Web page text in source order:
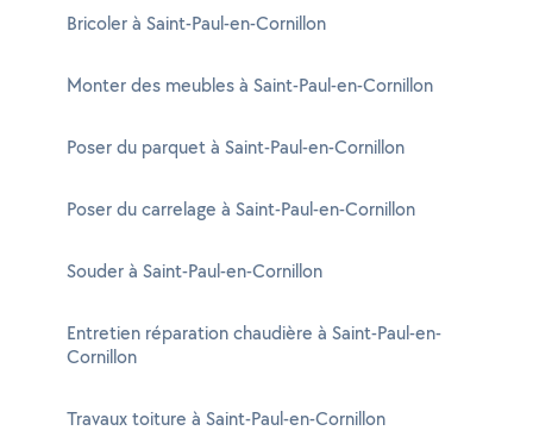
Bricoler à Saint-Paul-en-Cornillon
Monter des meubles à Saint-Paul-en-Cornillon
Poser du parquet à Saint-Paul-en-Cornillon
Poser du carrelage à Saint-Paul-en-Cornillon
Souder à Saint-Paul-en-Cornillon
Entretien réparation chaudière à Saint-Paul-en-
Cornillon
Travaux toiture à Saint-Paul-en-Cornillon